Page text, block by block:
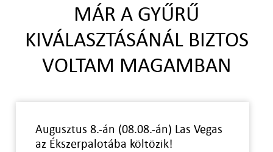
MÁR A GYŰRŰ
KIVÁLASZTÁSÁNÁL BIZTOS
VOLTAM MAGAMBAN
Augusztus 8.-án (08.08.-án) Las Vegas
az Ékszerpalotába költözik!